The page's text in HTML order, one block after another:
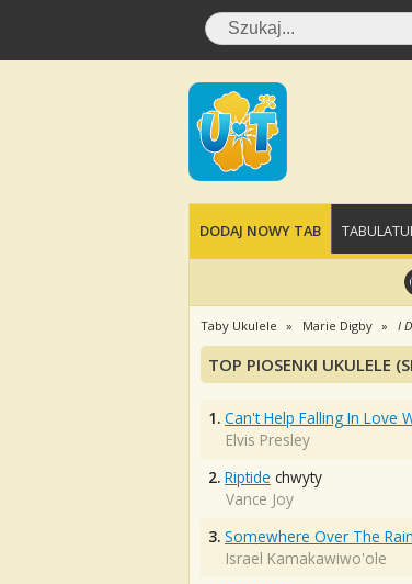
DODAJ NOWY TAB
Taby Ukulele Marie Digby I
TOP PIOSENKI UKULELE
1. Can't Help Falling In Love
Elvis Presley
2. Riptide chwyty
Vance Joy
3. Somewhere Over The
Israel Kamakawiwo'ole